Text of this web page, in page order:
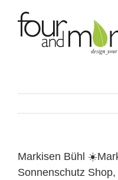
content
Markisen Bühl
Sonnenschutz